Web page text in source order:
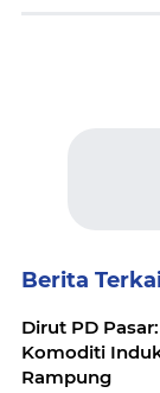
Berita
Dirut PD
Komoditi
Rampung